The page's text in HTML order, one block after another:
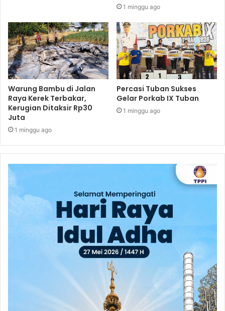
1 minggu ago
Warung Bambu di Jalan
Raya Kerek Terbakar,
Kerugian Ditaksir Rp30
Juta
1 minggu ago
Percasi Tuban Sukses
Gelar Porkab IX Tuban
1 minggu ago